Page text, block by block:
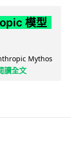
模型
Mythos
讀全文